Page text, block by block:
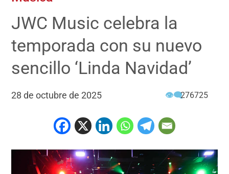
JWC Music celebra la
temporada con su nuevo
sencillo ‘Linda Navidad’
28 de octubre de 2025 👁‍🗨276725